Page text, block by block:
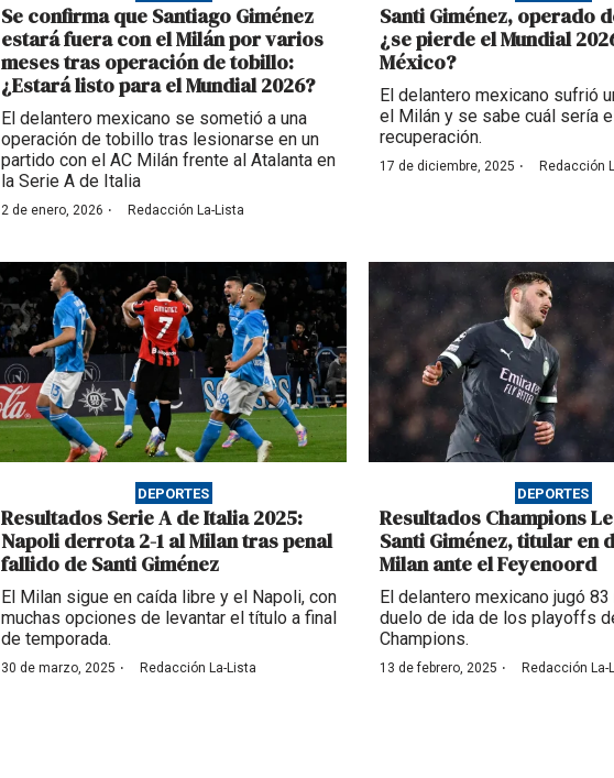
Se confirma que Santiago Giménez
estará fuera con el Milán por varios
meses tras operación de tobillo:
¿Estará listo para el Mundial 2026?
El delantero mexicano se sometió a una
operación de tobillo tras lesionarse en un
partido con el AC Milán frente al Atalanta en
la Serie A de Italia
2 de enero, 2026 · Redacción La-Lista
Santi Giménez, operado
¿se pierde el Mundial
México?
El delantero mexicano sufrió
el Milán y se sabe cuál sería
recuperación.
17 de diciembre, 2025 · Redacción
DEPORTES
Resultados Serie A de Italia 2025:
Napoli derrota 2-1 al Milan tras penal
fallido de Santi Giménez
El Milan sigue en caída libre y el Napoli, con
muchas opciones de levantar el título a final
de temporada.
30 de marzo, 2025 · Redacción La-Lista
DEPORTES
Resultados Champions
Santi Giménez, titular en
Milan ante el Feyenoord
El delantero mexicano jugó
duelo de ida de los playoffs
Champions.
13 de febrero, 2025 · Redacción La-